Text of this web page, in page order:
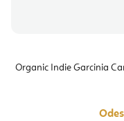
Organic Indie Garcinia